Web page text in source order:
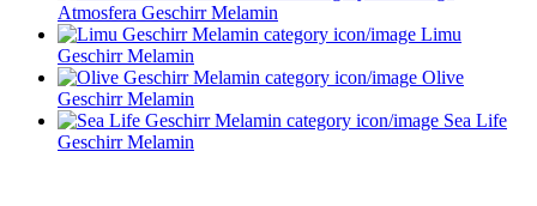
Atmosfera Geschirr Melamin
Limu
Geschirr Melamin
Olive
Geschirr Melamin
Sea Life
Geschirr Melamin